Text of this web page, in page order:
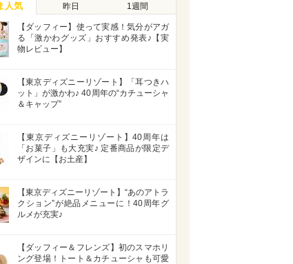
人気 昨日 1週間
【ダッフィー】使って実感！気分がアガ
る「激かわグッズ」おすすめ発表♪【実
物レビュー】
【東京ディズニーリゾート】「耳つきハ
ット」が激かわ♪ 40周年の“カチューシャ
＆キャップ”
【東京ディズニーリゾート】40周年は
「お菓子」も大充実♪ 定番商品が限定デ
ザインに【お土産】
【東京ディズニーリゾート】“あのアトラ
クション”が絶品メニューに！40周年グ
ルメが充実♪
【ダッフィー＆フレンズ】初のスマホリ
ング登場！トート＆カチューシャも可愛